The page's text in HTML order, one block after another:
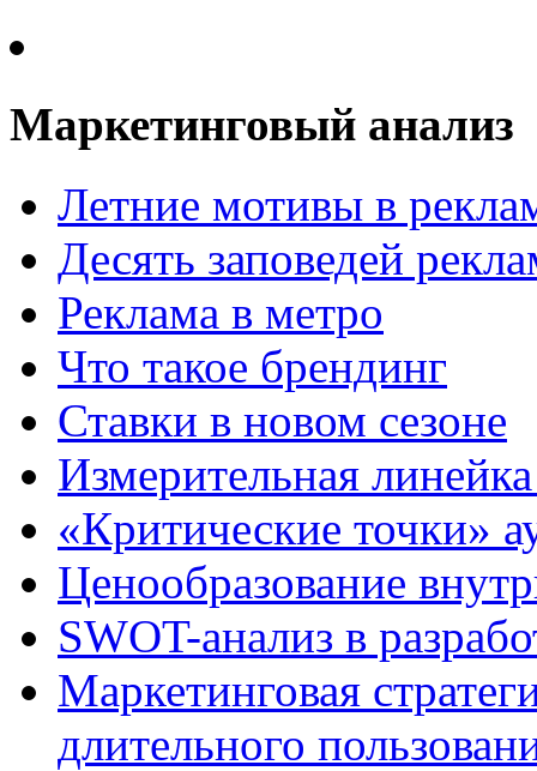
Маркетинговый анализ
Летние мотивы в
Десять заповедей
Реклама в метро
Что такое брендинг
Ставки в новом сезоне
Измерительная
«Критические точки»
Ценообразование
SWOT-анализ в
Маркетинговая
длительного